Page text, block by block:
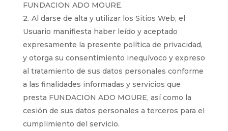
FUNDACION ADO MOURE.
Al darse de alta y utilizar los Sitios Web, el
Usuario manifiesta haber leído y aceptado
expresamente la presente política de privacidad,
y otorga su consentimiento inequívoco y expreso
al tratamiento de sus datos personales conforme
a las finalidades informadas y servicios que
presta FUNDACION ADO MOURE, así como la
cesión de sus datos personales a terceros para el
cumplimiento del servicio.